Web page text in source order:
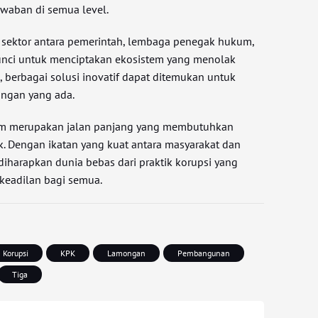
di semua level.
antara pemerintah, lembaga penegak hukum,
untuk menciptakan ekosistem yang menolak
berbagai solusi inovatif dapat ditemukan untuk
yang ada.
merupakan jalan panjang yang membutuhkan
Dengan ikatan yang kuat antara masyarakat dan
dunia bebas dari praktik korupsi yang
bagi semua.
Korupsi KPK Lamongan
Pembangunan
Tiga